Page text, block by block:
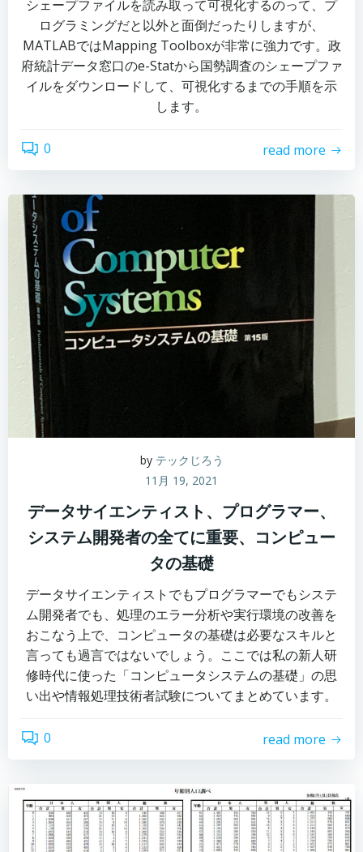
シェープファイルを読み取って可視化するのって、プ
ログラミングだと以外と面倒だったりしますが、
MATLABではMapping Toolboxが非常に強力です。政
府統計データ窓口のe-Statから国勢調査のシェープファ
イルをダウンロードして、可視化するまでの手順を示
します。
0 read more
by テックじろう
11月 19, 2021
データサイエンティスト、プログラマー、
システム開発者の全てに重要、コンピュー
タの基礎
データサイエンティストでもプログラマーでもシステ
ム開発者でも、処理のエラー分析や実行環境の改善を
おこなう上で、コンピュータの基礎は必要なスキルと
言っても過言ではないでしょう。ここでは私の新人研
修時代に使った「コンピュータシステムの基礎」の思
い出や情報処理技術者試験についてまとめています。
0 read more